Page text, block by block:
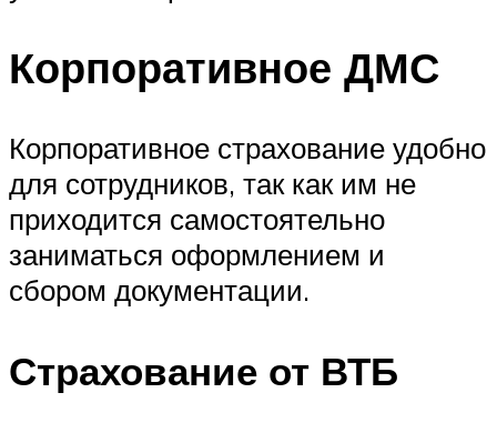
Корпоративное ДМС
Корпоративное страхование удобно
для сотрудников, так как им не
приходится самостоятельно
заниматься оформлением и
сбором документации.
Страхование от ВТБ